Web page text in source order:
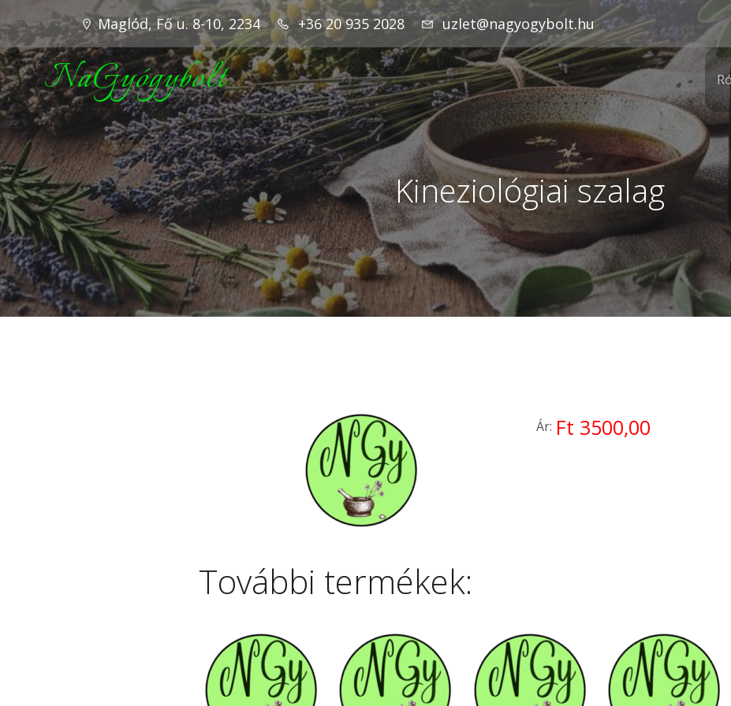
Maglód, Fő u. 8-10, 2234 +36 20 935 2028 uzlet@nagyogybolt.hu
NaGyógybolt
Kineziológiai szalag
Ár: Ft 3500,00
További termékek: